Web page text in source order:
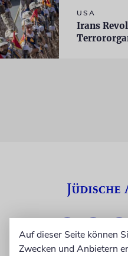
USA
Irans
Auf dieser Seite können
Zwecken und Anbietern